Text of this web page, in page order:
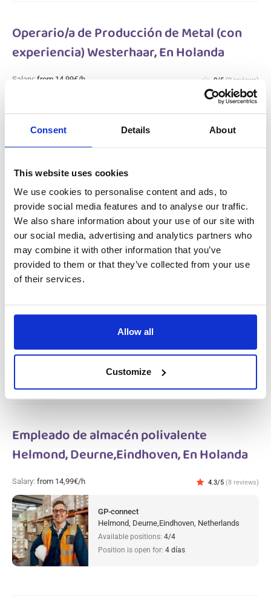
Consent Details About
This website uses cookies
We use cookies to personalise content and ads, to
provide social media features and to analyse our traffic.
We also share information about your use of our site with
our social media, advertising and analytics partners who
may combine it with other information that you’ve
provided to them or that they’ve collected from your use
of their services.
Allow all
Customize
Operario/a de Producción de Metal (con
experiencia) Westerhaar, En Holanda
Salary: from 14,99€/h star_border 0/5 (0 reviews)
Westerhaar, Netherlands
Operario polivalente en la producción
metalúrgica Gameren, En Holanda
Salary:from 14,99€/h
Gameren, Netherlands
Position is open for:4 días
Empleado de almacén polivalente
Helmond, Deurne,Eindhoven, En Holanda
Salary: from 14,99€/h star 4.3/5 (8 reviews)
GP-connect
Helmond, Deurne,Eindhoven, Netherlands
Available positions: 4/4
Position is open for: 4 días